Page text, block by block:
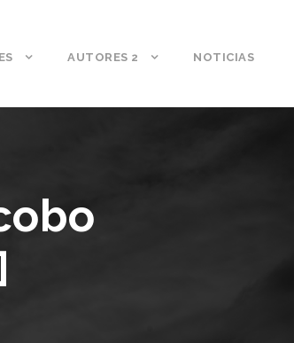
AUTORES 2 NOTICIAS